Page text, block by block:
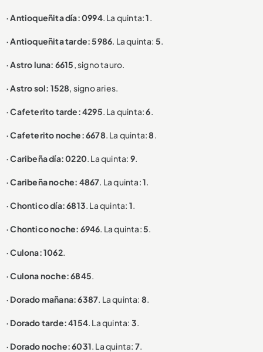
· Antioqueñita día: 0994. La quinta:1.
· Antioqueñita tarde: 5986. La quinta: 5.
· Astro luna: 6615, signo tauro.
· Astro sol: 1528, signo aries.
· Cafeterito tarde: 4295. La quinta:6.
· Cafeterito noche: 6678. La quinta:8.
· Caribeña día: 0220. La quinta: 9.
· Caribeña noche: 4867. La quinta:1.
· Chontico día: 6813. La quinta: 1.
· Chontico noche: 6946. La quinta:5.
· Culona: 1062.
· Culona noche: 6845.
· Dorado mañana: 6387. La quinta: 8.
· Dorado tarde: 4154. La quinta: 3.
· Dorado noche: 6031. La quinta: 7.